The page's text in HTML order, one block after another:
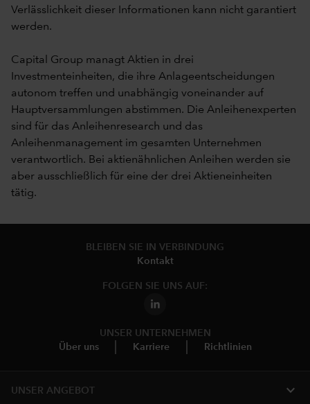
Verlässlichkeit dieser Informationen kann nicht garantiert
werden.
Capital Group managt Aktien in drei
Investmenteinheiten, die ihre Anlageentscheidungen
autonom treffen und unabhängig voneinander auf
Hauptversammlungen abstimmen. Die Anleihenexperten
sind für das Anleihenresearch und das
Anleihenmanagement im gesamten Unternehmen
verantwortlich. Bei aktienähnlichen Anleihen werden sie
aber ausschließlich für eine der drei Aktieneinheiten
tätig.
BLEIBEN SIE IN VERBINDUNG
Kontakt
FOLGEN SIE UNS AUF:
UNSER UNTERNEHMEN
Über uns
Karriere Richtlinien
UNSER ANGEBOT expand_more